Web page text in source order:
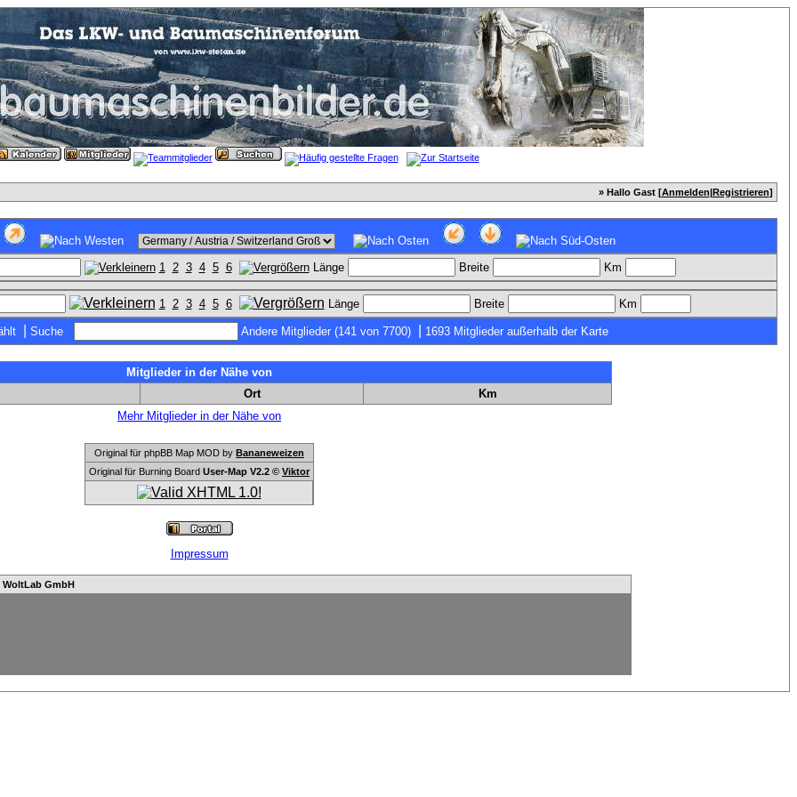
» Hallo Gast [Anmelden|Registrieren]
1 2 3 4 5 6 Länge Breite Km
1 2 3 4 5 6 Länge Breite Km
Suche Andere Mitglieder (141 von 7700) 1693 Mitglieder außerhalb der Karte
Mitglieder in der Nähe von
Ort
Km
Mehr Mitglieder in der Nähe von
Original für phpBB Map MOD by Bananeweizen
Original für Burning Board User-Map V2.2 © Viktor
Impressum
WoltLab GmbH